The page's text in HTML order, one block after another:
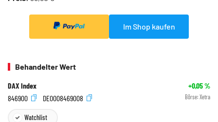
Im Shop kaufen
Behandelter Wert
DAX Index +0,05%
846900
DE0008469008 Börse: Xetra
Watchlist